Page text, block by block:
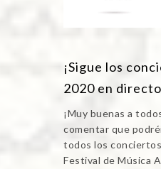
¡Sigue los
2020 en
¡Muy buenas a
comentar que
todos los
Festival de Música